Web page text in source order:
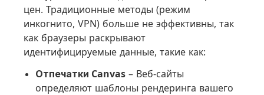
цен. Традиционные методы (режим
инкогнито, VPN) больше не эффективны, так
как браузеры раскрывают
идентифицируемые данные, такие как:
Отпечатки Canvas – Веб-сайты
определяют шаблоны рендеринга вашего